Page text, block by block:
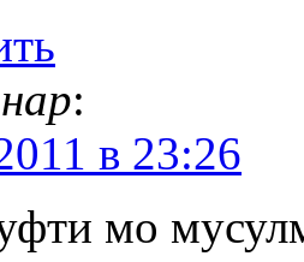
:
в 23:26
мо